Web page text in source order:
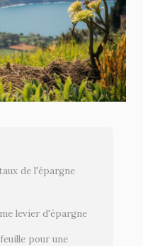
de l'épargne
levier d'épargne
pour une